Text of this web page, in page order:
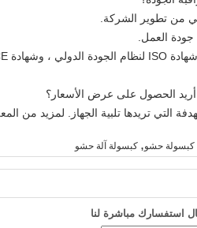
من تطوير الشركة.
العمل.
الحصول على عرض الأسعار؟
التي تريدها تلبية الجهاز. لمزيد من
كبسولة حشو, كبسولة آلة حشو
استفسارك مباشرة لنا